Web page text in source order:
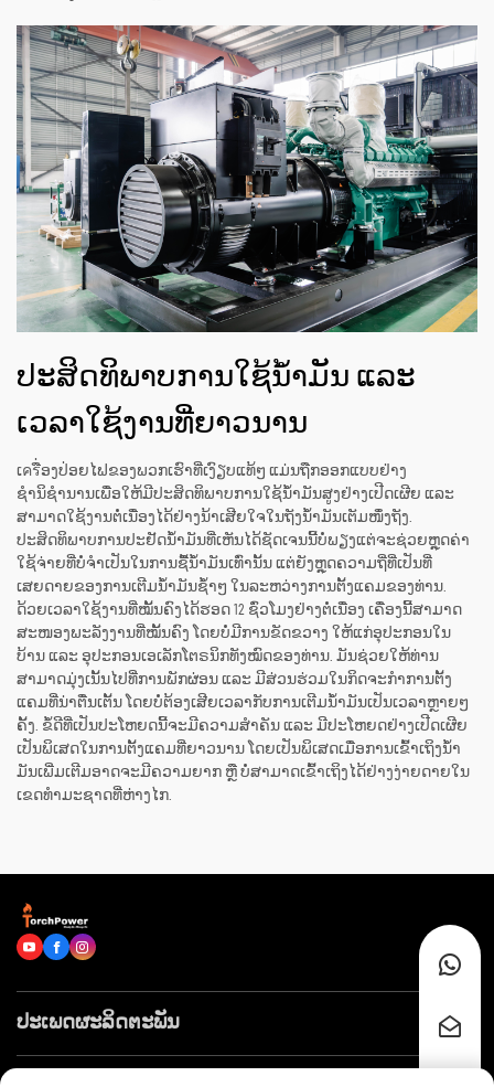
ປະສິດທິພາບການໃຊ້ນ້ຳມັນ ແລະ
ເວລາໃຊ້ງານທີ່ຍາວນານ
ເครື່ອງປ່ອຍໄຟຂອງພວກເຮົາທີ່ເງົຽບແທ້ໆ ແມ່ນຖືກອອກແບບຢ່າງ
ຊຳນິຊຳນານເພື່ອໃຫ້ມີປະສິດທິພາບການໃຊ້ນ້ຳມັນສູງຢ່າງເປີດເຜີຍ ແລະ
ສາມາດໃຊ້ງານຕໍ່ເນື່ອງໄດ້ຢ່າງນ້າເສີຍໃຈໃນຖັງນ້ຳມັນເຕັມໜຶ່ງຖັງ.
ປະສິດທິພາບການປະຢັດນ້ຳມັນທີ່ເຫັນໄດ້ຊັດເຈນນີ້ບໍ່ພຽງແຕ່ຈະຊ່ວຍຫຼຸດຄ່າ
ໃຊ້ຈ່າຍທີ່ບໍ່ຈຳເປັນໃນການຊື້ນ້ຳມັນເທົ່ານັ້ນ ແຕ່ຍັງຫຼຸດຄວາມຖີ່ທີ່ເປັນທີ່
ເສຍດາຍຂອງການເຕີມນ້ຳມັນຊ້ຳໆ ໃນລະຫວ່າງການຕັ້ງແຄມຂອງທ່ານ.
ດ້ວຍເວລາໃຊ້ງານທີ່ໝັ້ນຄົງໄດ້ຮອດ 12 ຊົ່ວໂມງຢ່າງຕໍ່ເນື່ອງ ເຄື່ອງນີ້ສາມາດ
ສະໜອງພະລັງງານທີ່ໝັ້ນຄົງ ໂດຍບໍ່ມີການຂັດຂວາງ ໃຫ້ແກ່ອຸປະກອນໃນ
ບ້ານ ແລະ ອຸປະກອນເອເລັກໂຕຣນິກທັງໝົດຂອງທ່ານ. ມັນຊ່ວຍໃຫ້ທ່ານ
ສາມາດມຸ່ງເນັ້ນໄປທີ່ການພັກຜ່ອນ ແລະ ມີສ່ວນຮ່ວມໃນກິດຈະກຳການຕັ້ງ
ແຄມທີ່ນ່າຕື່ນເຕັ້ນ ໂດຍບໍ່ຕ້ອງເສີຍເວລາກັບການເຕີມນ້ຳມັນເປັນເວລາຫຼາຍໆ
ຄັ້ງ. ຂໍ້ດີທີ່ເປັນປະໂຫຍດນີ້ຈະມີຄວາມສຳຄັນ ແລະ ມີປະໂຫຍດຢ່າງເປີດເຜີຍ
ເປັນພິເສດໃນການຕັ້ງແຄມທີ່ຍາວນານ ໂດຍເປັນພິເສດເມື່ອການເຂົ້າເຖິງນ້ຳ
ມັນເພີ່ມເຕີມອາດຈະມີຄວາມຍາກ ຫຼື ບໍ່ສາມາດເຂົ້າເຖິງໄດ້ຢ່າງງ່າຍດາຍໃນ
ເຂດທຳມະຊາດທີ່ຫ່າງໄກ.
ປະເພດຜະລິດຕະພັນ